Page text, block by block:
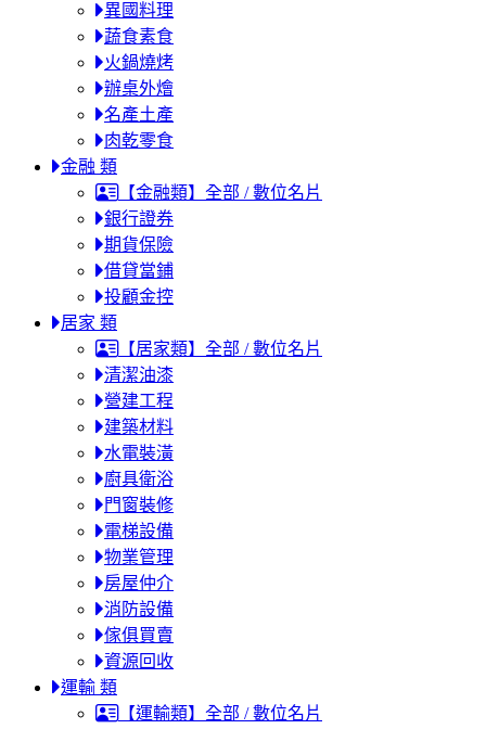
異國料理
蔬食素食
火鍋燒烤
辦桌外燴
名產土產
肉乾零食
金融 類
【金融類】全部 / 數位名片
銀行證券
期貨保險
借貸當鋪
投顧金控
居家 類
【居家類】全部 / 數位名片
清潔油漆
營建工程
建築材料
水電裝潢
廚具衛浴
門窗裝修
電梯設備
物業管理
房屋仲介
消防設備
傢俱買賣
資源回收
運輸 類
【運輸類】全部 / 數位名片